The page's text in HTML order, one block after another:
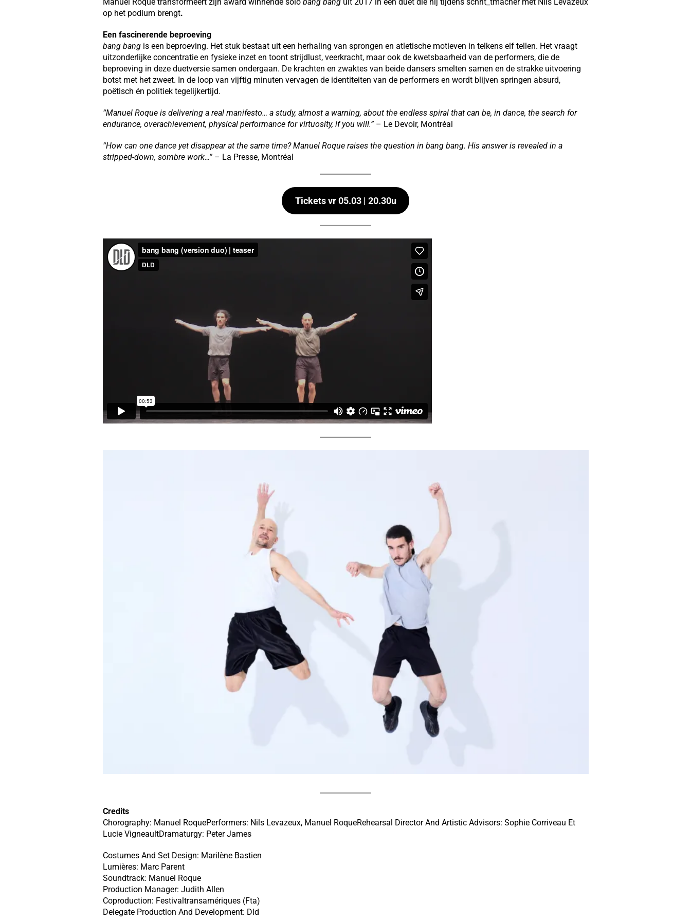
op het podium brengt.
Een fascinerende beproeving
bang bangis een beproeving. Het stuk bestaat uit een herhaling van sprongen en atletische motieven in telkens elf tellen. Het vraagt
uitzonderlijke concentratie en fysieke inzet en toont strijdlust, veerkracht, maar ook de kwetsbaarheid van de performers, die de
beproeving in deze duetversie samen ondergaan. De krachten en zwaktes van beide dansers smelten samen en de strakke uitvoering
botst met het zweet. In de loop van vijftig minuten vervagen de identiteiten van de performers en wordt blijven springen absurd,
poëtisch én politiek tegelijkertijd.
“Manuel Roque is delivering a real manifesto… a study, almost a warning, about the endless spiral that can be, in dance, the search for
endurance, overachievement, physical performance for virtuosity, if you will.”– Le Devoir, Montréal
“How can one dance yet disappear at the same time? Manuel Roque raises the question in bang bang. His answer is revealed in a
stripped-down, sombre work…”– La Presse, Montréal
Tickets vr 05.03 | 20.30u
Credits
Chorography: Manuel RoquePerformers: Nils Levazeux, Manuel RoqueRehearsal Director And Artistic Advisors: Sophie Corriveau Et
Lucie VigneaultDramaturgy: Peter James
Costumes And Set Design: Marilène Bastien
Lumières: Marc Parent
Soundtrack: Manuel Roque
Production Manager: Judith Allen
Coproduction: Festivaltransamériques (Fta)
Delegate Production And Development: Dld